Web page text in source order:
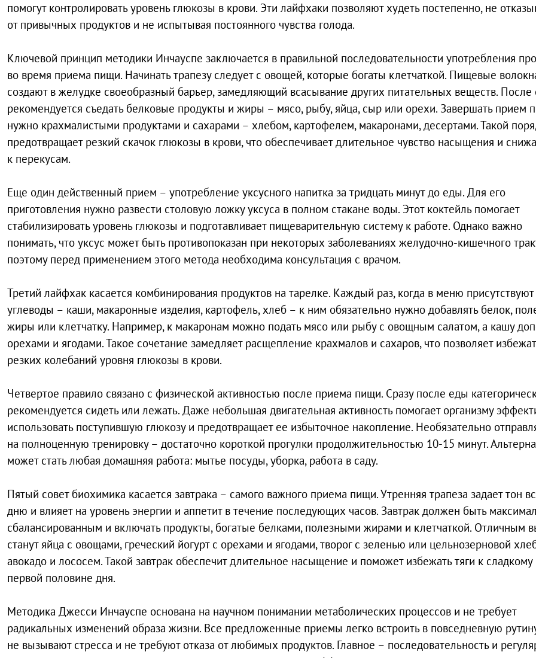
помогут контролировать уровень глюкозы в крови. Эти лайфхаки позволяют худеть постепенно, не
от привычных продуктов и не испытывая постоянного чувства голода.
Ключевой принцип методики Инчауспе заключается в правильной последовательности употребления
во время приема пищи. Начинать трапезу следует с овощей, которые богаты клетчаткой. Пищевые
создают в желудке своеобразный барьер, замедляющий всасывание других питательных веществ.
рекомендуется съедать белковые продукты и жиры – мясо, рыбу, яйца, сыр или орехи. Завершать прием
нужно крахмалистыми продуктами и сахарами – хлебом, картофелем, макаронами, десертами. Такой
предотвращает резкий скачок глюкозы в крови, что обеспечивает длительное чувство насыщения и
к перекусам.
Еще один действенный прием – употребление уксусного напитка за тридцать минут до еды. Для его
приготовления нужно развести столовую ложку уксуса в полном стакане воды. Этот коктейль помогает
стабилизировать уровень глюкозы и подготавливает пищеварительную систему к работе. Однако важно
понимать, что уксус может быть противопоказан при некоторых заболеваниях желудочно-кишечного
поэтому перед применением этого метода необходима консультация с врачом.
Третий лайфхак касается комбинирования продуктов на тарелке. Каждый раз, когда в меню присутствуют
углеводы – каши, макаронные изделия, картофель, хлеб – к ним обязательно нужно добавлять белок,
жиры или клетчатку. Например, к макаронам можно подать мясо или рыбу с овощным салатом, а кашу
орехами и ягодами. Такое сочетание замедляет расщепление крахмалов и сахаров, что позволяет
резких колебаний уровня глюкозы в крови.
Четвертое правило связано с физической активностью после приема пищи. Сразу после еды
рекомендуется сидеть или лежать. Даже небольшая двигательная активность помогает организму
использовать поступившую глюкозу и предотвращает ее избыточное накопление. Необязательно
на полноценную тренировку – достаточно короткой прогулки продолжительностью 10-15 минут.
может стать любая домашняя работа: мытье посуды, уборка, работа в саду.
Пятый совет биохимика касается завтрака – самого важного приема пищи. Утренняя трапеза задает тон
дню и влияет на уровень энергии и аппетит в течение последующих часов. Завтрак должен быть
сбалансированным и включать продукты, богатые белками, полезными жирами и клетчаткой. Отличным
станут яйца с овощами, греческий йогурт с орехами и ягодами, творог с зеленью или цельнозерновой
авокадо и лососем. Такой завтрак обеспечит длительное насыщение и поможет избежать тяги к сладкому
первой половине дня.
Методика Джесси Инчауспе основана на научном понимании метаболических процессов и не требует
радикальных изменений образа жизни. Все предложенные приемы легко встроить в повседневную
не вызывают стресса и не требуют отказа от любимых продуктов. Главное – последовательность и